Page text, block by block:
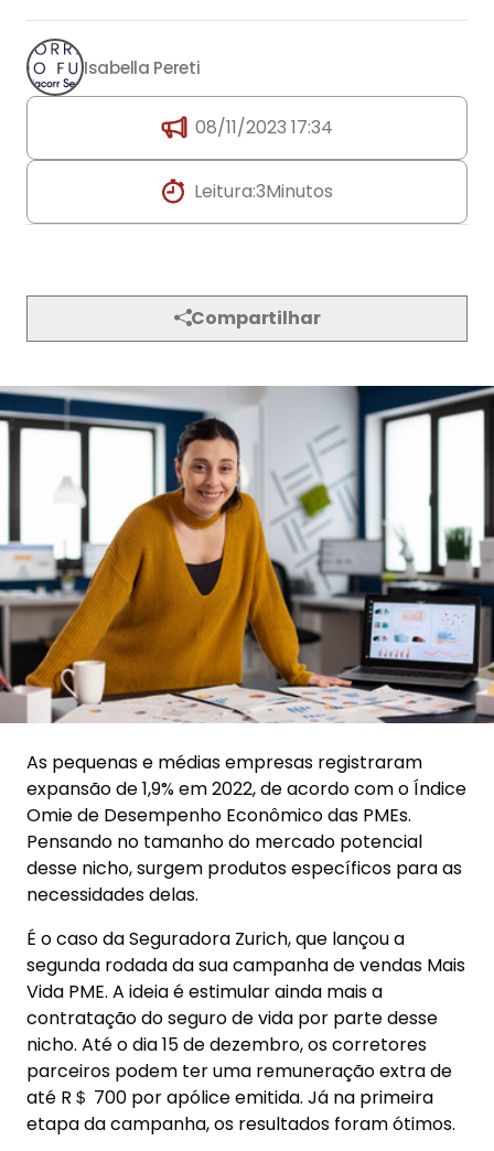
Isabella Pereti
08/11/2023 17:34
Leitura:3Minutos
Compartilhar
As pequenas e médias empresas registraram
expansão de 1,9% em 2022, de acordo com o Índice
Omie de Desempenho Econômico das PMEs.
Pensando no tamanho do mercado potencial
desse nicho, surgem produtos específicos para as
necessidades delas.
É o caso da Seguradora Zurich, que lançou a
segunda rodada da sua campanha de vendas Mais
Vida PME. A ideia é estimular ainda mais a
contratação do seguro de vida por parte desse
nicho. Até o dia 15 de dezembro, os corretores
parceiros podem ter uma remuneração extra de
até R＄ 700 por apólice emitida. Já na primeira
etapa da campanha, os resultados foram ótimos.